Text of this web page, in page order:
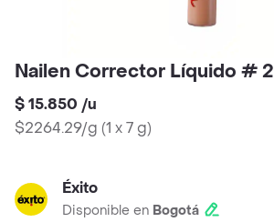
Nailen Corrector Líquido # 2
$ 15.850 /u
$2264.29/g (1 x 7 g)
Éxito
Disponible en Bogotá